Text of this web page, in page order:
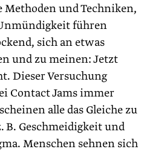
Methoden und Techniken,
führen
sich an etwas
und zu meinen: Jetzt
Dieser Versuchung
Contact Jams immer
alle das Gleiche zu
B. Geschmeidigkeit und
Menschen sehnen sich